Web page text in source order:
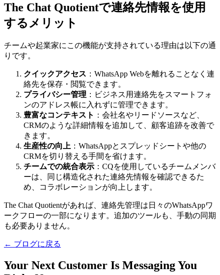
The Chat Quotientで連絡先情報を使用
するメリット
チームや起業家にこの機能が支持されている理由は以下の通
りです。
クイックアクセス ：WhatsApp Webを離れることなく連
絡先を保存・閲覧できます。
プライバシー管理 ：ビジネス用連絡先をスマートフォ
ンのアドレス帳に入れずに管理できます。
豊富なコンテキスト ：会社名やリードソースなど、
CRMのような詳細情報を追加して、顧客追跡を改善で
きます。
生産性の向上 ：WhatsAppとスプレッドシートや他の
CRMを切り替える手間を省けます。
チームでの統合表示 ：CQを使用しているチームメンバ
ーは、同じ構造化された連絡先情報を確認できるた
め、コラボレーションが向上します。
The Chat Quotientがあれば、連絡先管理は日々のWhatsAppワ
ークフローの一部になります。追加のツールも、手動の同期
も必要ありません。
← ブログに戻る
Your Next Customer Is Messaging You